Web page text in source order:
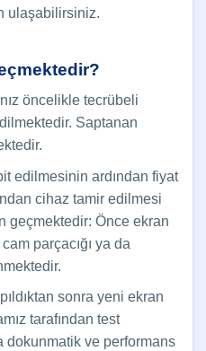
ulaşabilirsiniz.
öncelikle tecrübeli
Saptanan
edilmesinin ardından fiyat
cihaz tamir edilmesi
geçmektedir: Önce ekran
parçacığı ya da
sonra yeni ekran
tarafından test
dokunmatik ve performans